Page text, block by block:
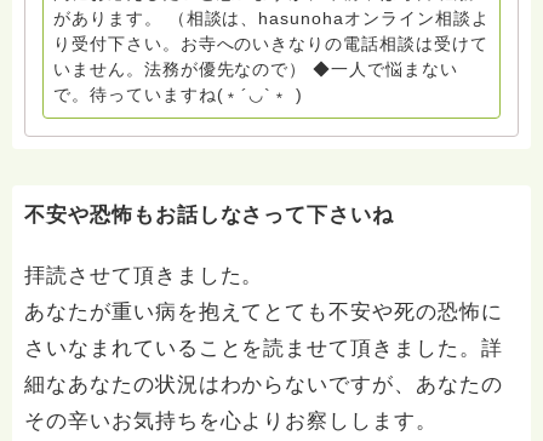
間 保育 教育の現場で 総主任として勤めた経験も生かし
つつ、お話できることがあれば 幸いです。 いつも あな
たとともに。南無阿弥陀仏 ここでは、宗旨を問いませ
ん。 まずは、ひとりで抱え込まないで。 来寺お問い合
わせは⬇️こちらから miehimeyo@gmail.com ※時間を割
いて、あなたに向き合っています。 ですので、過去の
いします。 ※個別相談は、hasunohaオンライン相談よ
受け付けておりません。また夜中や早朝の電話もご遠慮
ください。 法務を優先させてください。
があります。 （相談は、hasunohaオンライン相談よ
り受付下さい。お寺へのいきなりの電話相談は受けて
いません。法務が優先なので） ◆一人で悩まない
で。待っていますね(﹡´◡`﹡ )
不安や恐怖もお話しなさって下さいね
拝読させて頂きました。
あなたが重い病を抱えてとても不安や死の恐怖に
さいなまれていることを読ませて頂きました。詳
細なあなたの状況はわからないですが、あなたの
その辛いお気持ちを心よりお察しします。